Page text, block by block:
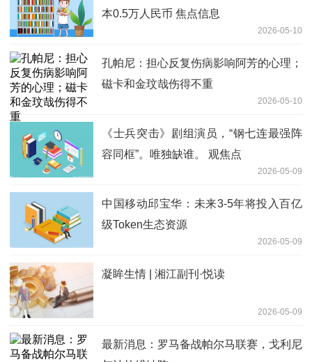
本0.5万人民币 焦点信息
2026-05-10
孔帕尼：担心反复伤病影响阿芳的心理；
磁卡和金玟哉伤得不重
2026-05-10
《士兵突击》剧组演员，“钢七连最强阵
容同框”。唯独缺谁。 观焦点
2026-05-09
中国移动邱宝华：未来3-5年将投入百亿
级Token生态资源
2026-05-09
凝眸生情 | 湘江副刊·悦读
2026-05-09
最新消息：罗马备战帕尔马联赛，戈利尼